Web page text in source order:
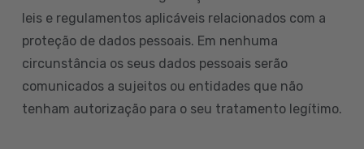
leis e regulamentos aplicáveis relacionados com a
proteção de dados pessoais. Em nenhuma
circunstância os seus dados pessoais serão
comunicados a sujeitos ou entidades que não
tenham autorização para o seu tratamento legítimo.